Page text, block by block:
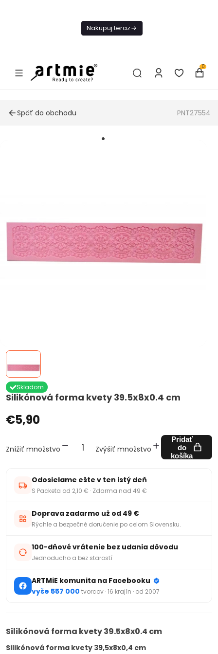
Nakupuj teraz
0
Späť do obchodu PNT27554
Silikónová forma kvety 39.5x8x0.4 cm
Skladom
€5,90
Znížiť množstvo Zvýšiť množstvo
Pridať
do
košíka
Odosielame ešte v ten istý deň
S Packeta od 2,10 € · Zdarma nad 49 €
Doprava zadarmo už od 49 €
Rýchle a bezpečné doručenie po celom Slovensku.
100-dňové vrátenie bez udania dôvodu
Jednoducho a bez starostí
ARTMiE komunita na Facebooku
vyše 557 000 tvorcov · 16 krajín · od 2007
Silikónová forma kvety 39.5x8x0.4 cm
Silikónová forma kvety 39,5x8x0,4 cm